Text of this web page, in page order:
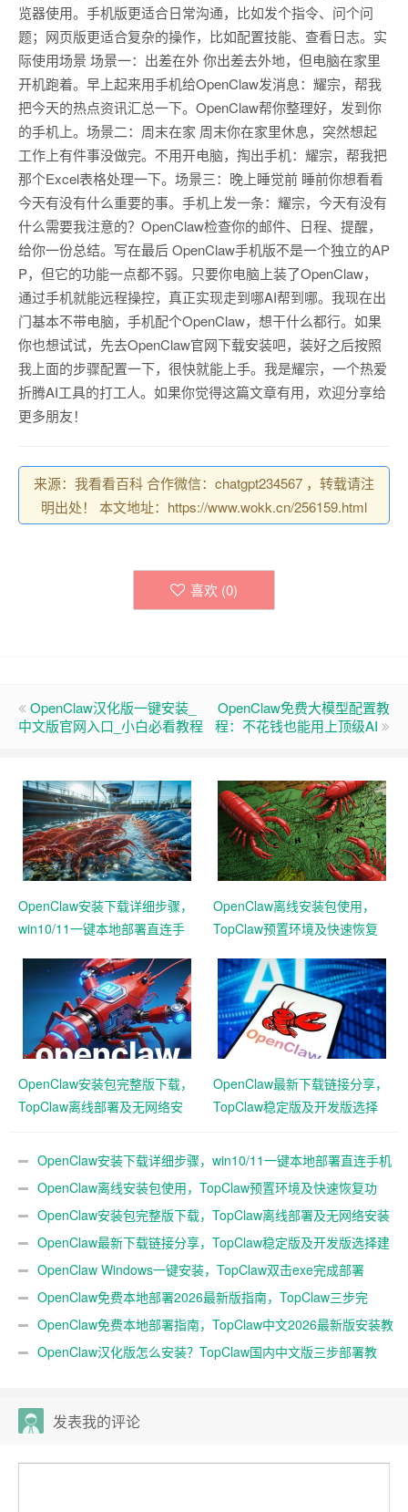
览器使用。手机版更适合日常沟通，比如发个指令、问个问
题；网页版更适合复杂的操作，比如配置技能、查看日志。实
际使用场景 场景一：出差在外 你出差去外地，但电脑在家里
开机跑着。早上起来用手机给OpenClaw发消息：耀宗，帮我
把今天的热点资讯汇总一下。OpenClaw帮你整理好，发到你
的手机上。场景二：周末在家 周末你在家里休息，突然想起
工作上有件事没做完。不用开电脑，掏出手机：耀宗，帮我把
那个Excel表格处理一下。场景三：晚上睡觉前 睡前你想看看
今天有没有什么重要的事。手机上发一条：耀宗，今天有没有
什么需要我注意的？OpenClaw检查你的邮件、日程、提醒，
给你一份总结。写在最后 OpenClaw手机版不是一个独立的AP
P，但它的功能一点都不弱。只要你电脑上装了OpenClaw，
通过手机就能远程操控，真正实现走到哪AI帮到哪。我现在出
门基本不带电脑，手机配个OpenClaw，想干什么都行。如果
你也想试试，先去OpenClaw官网下载安装吧，装好之后按照
我上面的步骤配置一下，很快就能上手。我是耀宗，一个热爱
折腾AI工具的打工人。如果你觉得这篇文章有用，欢迎分享给
更多朋友！
来源：我看看百科 合作微信：chatgpt234567 ，转载请注
明出处！ 本文地址：https://www.wokk.cn/256159.html
喜欢 (0)
OpenClaw汉化版一键安装_
中文版官网入口_小白必看教程
OpenClaw免费大模型配置教
程：不花钱也能用上顶级AI
OpenClaw安装下载详细步骤，
win10/11一键本地部署直连手
OpenClaw离线安装包使用，
TopClaw预置环境及快速恢复
OpenClaw安装包完整版下载，
TopClaw离线部署及无网络安
OpenClaw最新下载链接分享，
TopClaw稳定版及开发版选择
OpenClaw安装下载详细步骤，win10/11一键本地部署直连手机
教程OpenClaw离线安装包使用，TopClaw预置环境及快速恢复功
能 OpenClaw安装包完整版下载，TopClaw离线部署及无网络安装
方案OpenClaw最新下载链接分享，TopClaw稳定版及开发版选择建
议 OpenClaw Windows一键安装，TopClaw双击exe完成部署
OpenClaw免费本地部署2026最新版指南，TopClaw三步完
成！OpenClaw免费本地部署指南，TopClaw中文2026最新版安装教
程！OpenClaw汉化版怎么安装？TopClaw国内中文版三步部署教
发表我的评论